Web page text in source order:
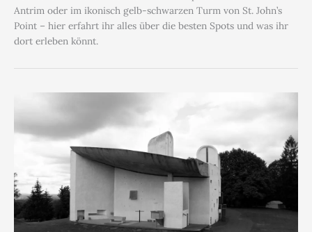
Antrim oder im ikonisch gelb-schwarzen Turm von St. John’s
Point – hier erfahrt ihr alles über die besten Spots und was ihr
dort erleben könnt.